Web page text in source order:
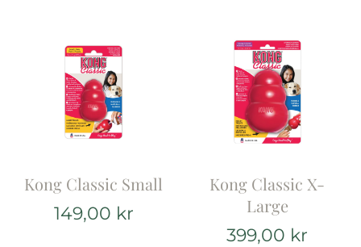
Kong Classic Small
149,00 kr
Kong Classic X-
Large
399,00 kr